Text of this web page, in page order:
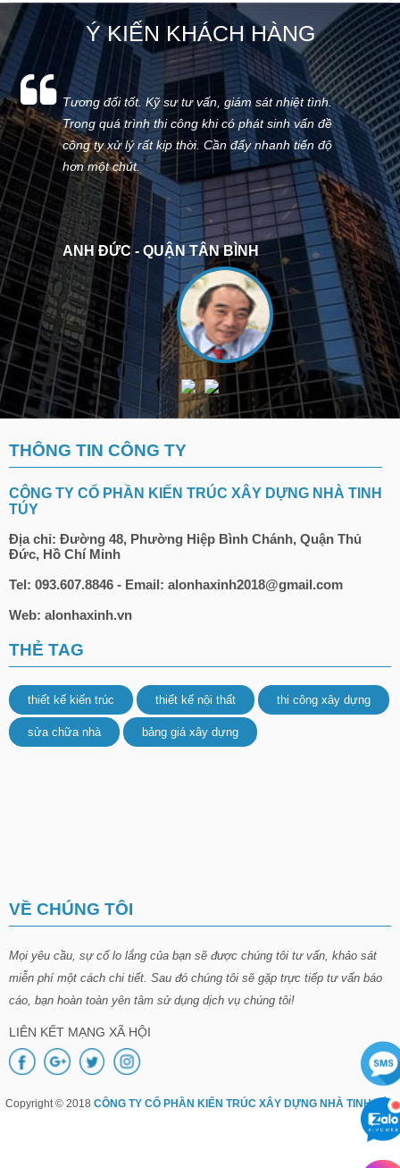
Ý KIẾN KHÁCH HÀNG
Tương đối tốt. Kỹ sư tư vấn, giám sát nhiệt tình.
Trong quá trình thi công khi có phát sinh vấn đề
công ty xử lý rất kịp thời. Cần đẩy nhanh tiến độ
hơn một chút.
ANH ĐỨC - QUẬN TÂN BÌNH
THÔNG TIN CÔNG TY
CÔNG TY CỔ PHẦN KIẾN TRÚC XÂY DỰNG NHÀ TINH
TÚY
Địa chỉ: Đường 48, Phường Hiệp Bình Chánh, Quận Thủ
Đức, Hồ Chí Minh
Tel: 093.607.8846 - Email: alonhaxinh2018@gmail.com
Web: alonhaxinh.vn
THẺ TAG
thiết kế kiến trúc thiết kế nội thất thi công xây dựng
sửa chữa nhà bảng giá xây dựng
VỀ CHÚNG TÔI
Mọi yêu cầu, sự cố lo lắng của bạn sẽ được chúng tôi tư vấn, khảo sát
miễn phí một cách chi tiết. Sau đó chúng tôi sẽ gặp trực tiếp tư vấn báo
cáo, bạn hoàn toàn yên tâm sử dụng dịch vụ chúng tôi!
LIÊN KẾT MẠNG XÃ HỘI
Copyright © 2018 CÔNG TY CỔ PHẦN KIẾN TRÚC XÂY DỰNG NHÀ TINH TÚY